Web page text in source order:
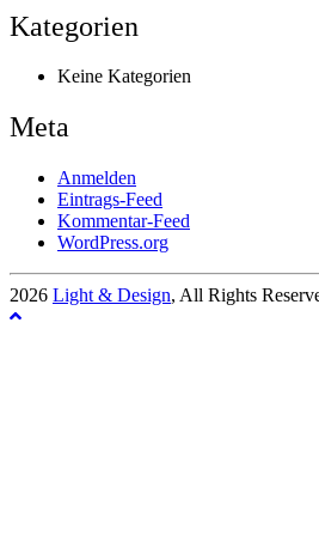
Kategorien
Keine Kategorien
Meta
Anmelden
Eintrags-Feed
Kommentar-Feed
WordPress.org
2026 Light & Design, All Rights